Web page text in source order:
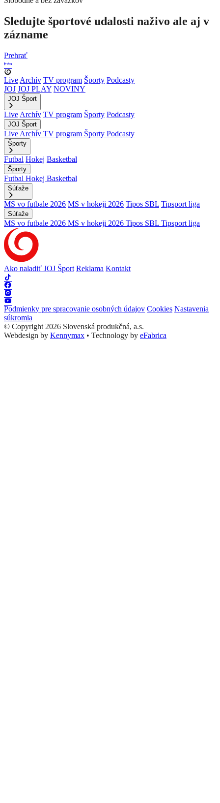
Sledujte športové udalosti naživo ale aj v
zázname
Prehrať
Live Archív TV program Športy Podcasty
JOJ JOJ PLAY NOVINY
JOJ Šport
Live Archív TV program Športy Podcasty
JOJ Šport
Live Archív TV program Športy Podcasty
Športy
Futbal Hokej Basketbal
Športy
Futbal Hokej Basketbal
Súťaže
MS vo futbale 2026 MS v hokeji 2026 Tipos SBL Tipsport liga
Súťaže
MS vo futbale 2026 MS v hokeji 2026 Tipos SBL Tipsport liga
Ako naladiť JOJ Šport Reklama Kontakt
Podmienky pre spracovanie osobných údajov Cookies Nastavenia
súkromia
© Copyright 2026 Slovenská produkčná, a.s.
Webdesign by Kennymax • Technology by eFabrica